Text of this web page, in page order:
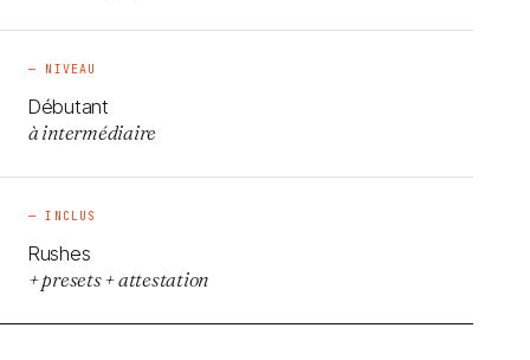
— NIVEAU
Débutant
à intermédiaire
— INCLUS
Rushes
+ presets + attestation